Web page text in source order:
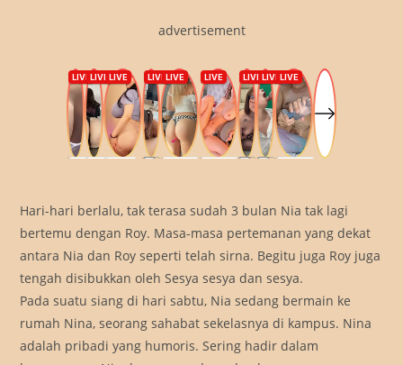
advertisement
Hari-hari berlalu, tak terasa sudah 3 bulan Nia tak lagi
bertemu dengan Roy. Masa-masa pertemanan yang dekat
antara Nia dan Roy seperti telah sirna. Begitu juga Roy juga
tengah disibukkan oleh Sesya sesya dan sesya.
Pada suatu siang di hari sabtu, Nia sedang bermain ke
rumah Nina, seorang sahabat sekelasnya di kampus. Nina
adalah pribadi yang humoris. Sering hadir dalam